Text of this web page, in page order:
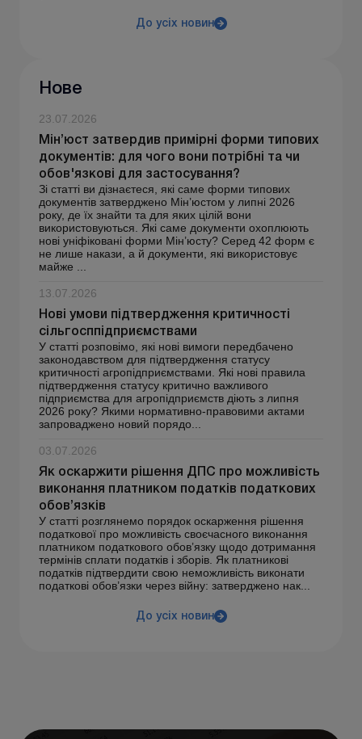
До усіх новин
Нове
23.07.2026
Мін’юст затвердив примірні форми типових
документів: для чого вони потрібні та чи
обов'язкові для застосування?
Зі статті ви дізнаєтеся, які саме форми типових
документів затверджено Мін’юстом у липні 2026
року, де їх знайти та для яких цілій вони
використовуються. Які саме документи охоплюють
нові уніфіковані форми Мін’юсту? Серед 42 форм є
не лише накази, а й документи, які використовує
майже ...
13.07.2026
Нові умови підтвердження критичності
сільгосппідприємствами
У статті розповімо, які нові вимоги передбачено
законодавством для підтвердження статусу
критичності агропідприємствами. Які нові правила
підтвердження статусу критично важливого
підприємства для агропідприємств діють з липня
2026 року? Якими нормативно-правовими актами
запроваджено новий порядо...
03.07.2026
Як оскаржити рішення ДПС про можливість
виконання платником податків податкових
обов’язків
У статті розглянемо порядок оскарження рішення
податкової про можливість своєчасного виконання
платником податкового обов’язку щодо дотримання
термінів сплати податків і зборів. Як платникові
податків підтвердити свою неможливість виконати
податкові обов’язки через війну: затверджено нак...
До усіх новин